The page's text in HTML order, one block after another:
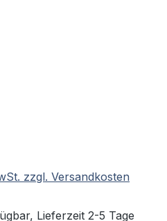
zzgl. Versandkosten
Lieferzeit 2-5 Tage